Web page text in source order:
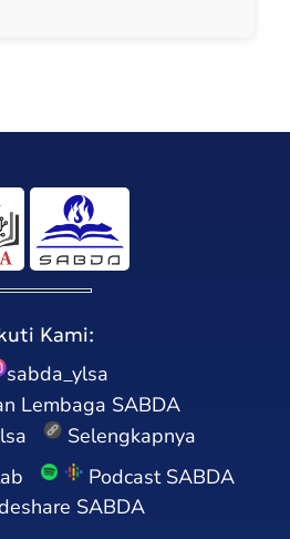
Kami:
sabda_ylsa
Lembaga SABDA
Selengkapnya
Podcast SABDA
SABDA